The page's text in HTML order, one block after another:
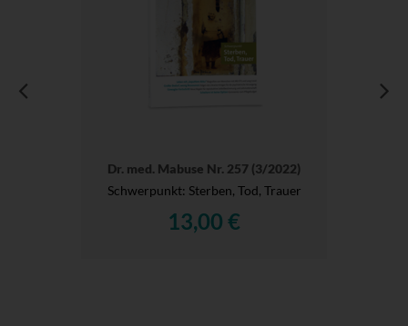
Dr. med. Mabuse Nr. 257 (3/2022)
Schwerpunkt: Sterben, Tod, Trauer
13,00 €